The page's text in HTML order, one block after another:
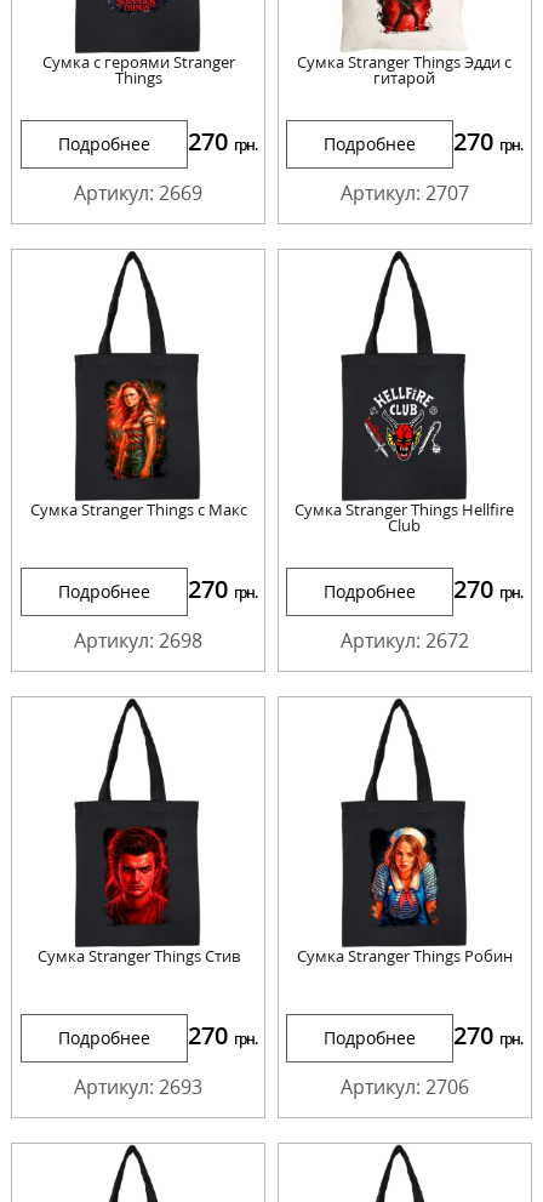
Сумка с героями Stranger
Things
Подробнее 270 грн.
Артикул: 2669
Сумка Stranger Things Эдди с
гитарой
Подробнее 270 грн.
Артикул: 2707
Сумка Stranger Things с Макс
Подробнее 270 грн.
Артикул: 2698
Сумка Stranger Things Hellfire
Club
Подробнее 270 грн.
Артикул: 2672
Сумка Stranger Things Стив
Подробнее 270 грн.
Артикул: 2693
Сумка Stranger Things Робин
Подробнее 270 грн.
Артикул: 2706